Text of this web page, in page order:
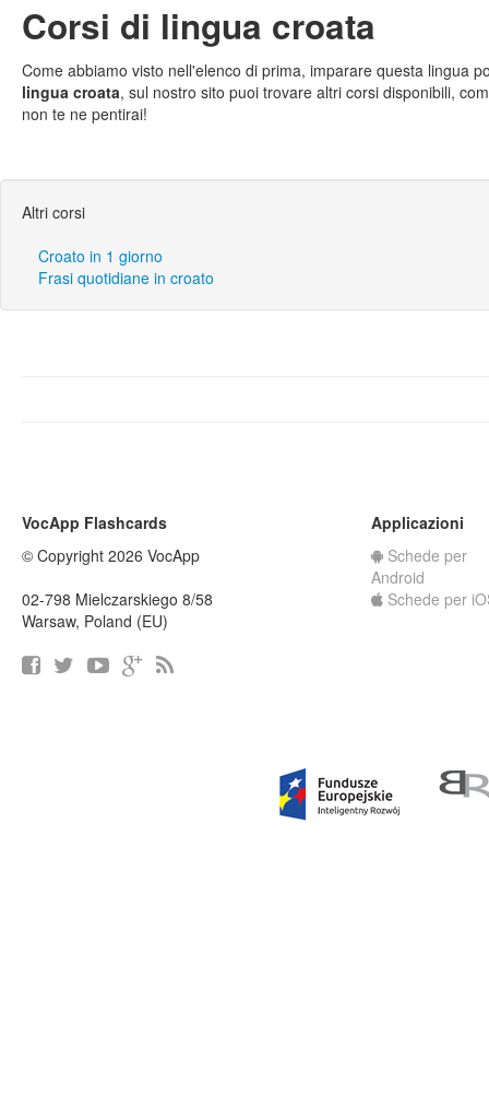
Corsi di lingua croata
Come abbiamo visto nell'elenco di prima, imparare questa lingua
lingua croata, sul nostro sito puoi trovare altri corsi disponibili,
non te ne pentirai!
Altri corsi
Croato in 1 giorno
Frasi quotidiane in croato
VocApp Flashcards
© Copyright 2026 VocApp
02-798 Mielczarskiego 8/58
Warsaw, Poland (EU)
Applicazioni
Schede per
Android
Schede per